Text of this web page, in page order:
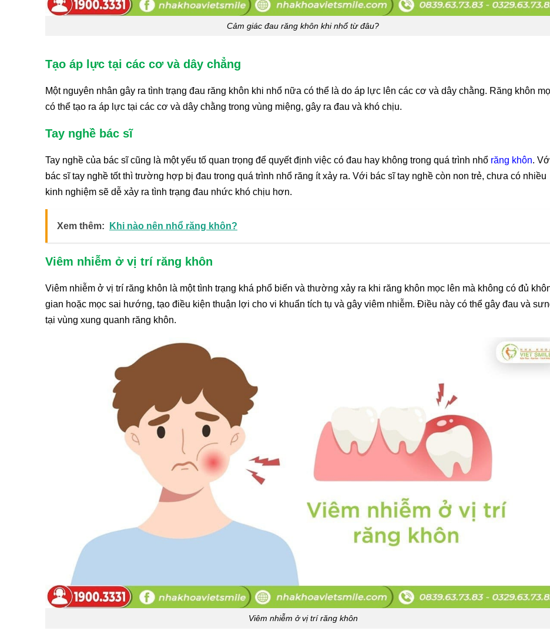
Cảm giác đau răng khôn khi nhổ từ đâu?
Tạo áp lực tại các cơ và dây chẳng
Một nguyên nhân gây ra tình trạng đau răng khôn khi nhổ nữa có thể là do áp lực lên các cơ và dây chằng. Răng khôn
có thể tạo ra áp lực tại các cơ và dây chằng trong vùng miệng, gây ra đau và khó chịu.
Tay nghề bác sĩ
Tay nghề của bác sĩ cũng là một yếu tố quan trọng để quyết định việc có đau hay không trong quá trình nhổ răng khôn.
bác sĩ tay nghề tốt thì trường hợp bị đau trong quá trình nhổ răng ít xảy ra. Với bác sĩ tay nghề còn non trẻ, chưa có nhiều
kinh nghiệm sẽ dễ xảy ra tình trạng đau nhức khó chịu hơn.
Xem thêm: Khi nào nên nhổ răng khôn?
Viêm nhiễm ở vị trí răng khôn
Viêm nhiễm ở vị trí răng khôn là một tình trạng khá phổ biến và thường xảy ra khi răng khôn mọc lên mà không có đủ
gian hoặc mọc sai hướng, tạo điều kiện thuận lợi cho vi khuẩn tích tụ và gây viêm nhiễm. Điều này có thể gây đau và
tại vùng xung quanh răng khôn.
Viêm nhiễm ở vị trí răng khôn